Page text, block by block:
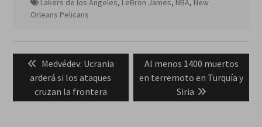
Lakers de los Ángeles, LeBron James, NBA, New
Orleans Pelicans
Navegación
entradas
Previous
post:
Medvédev: Ucrania
arderá si los ataques
cruzan la frontera
Next
post:
Al menos 1400 muertos
en terremoto en Turquía y
Siria